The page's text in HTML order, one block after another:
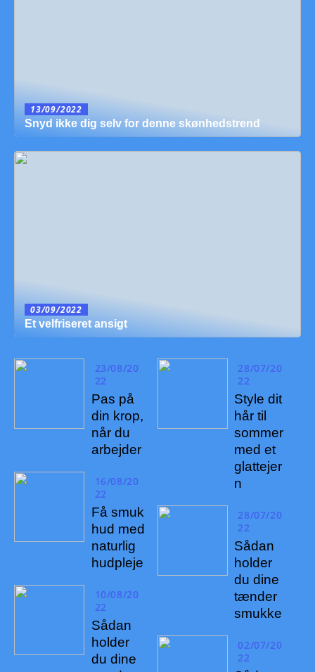
13/09/2022
Snyd ikke dig selv for denne skønhedstrend
03/09/2022
Et velfriseret ansigt
23/08/20
22
Pas på
din krop,
når du
arbejder
16/08/20
22
Få smuk
hud med
naturlig
hudpleje
10/08/20
22
Sådan
holder
du dine
28/07/20
22
Style dit
hår til
sommer
med et
glattejer
n
28/07/20
22
Sådan
holder
du dine
tænder
smukke
02/07/20
22